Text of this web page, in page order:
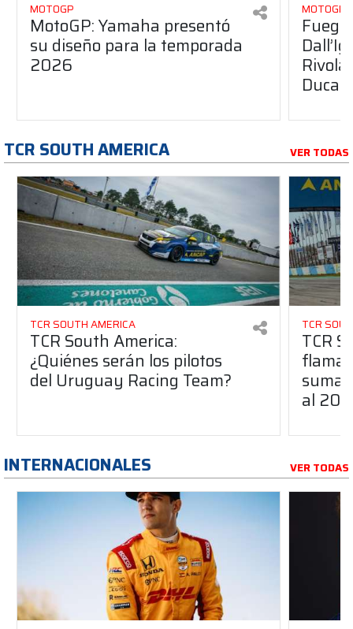
MOTOGP
MotoGP: Yamaha presentó
su diseño para la temporada
2026
MOTOGP
Ducati
TCR SOUTH AMERICA VER TODAS
TCR SOUTH AMERICA
TCR South America:
¿Quiénes serán los pilotos
del Uruguay Racing Team?
TCR
TCR
suma
al
INTERNACIONALES VER TODAS